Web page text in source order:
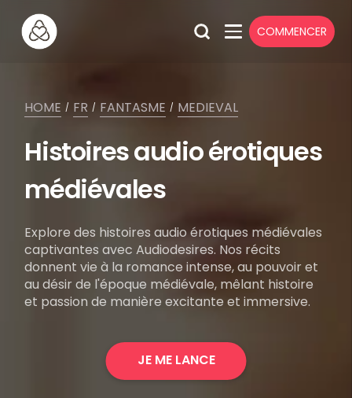
COMMENCER
HOME / FR / FANTASME / MEDIEVAL
Histoires audio érotiques
médiévales
Explore des histoires audio érotiques médiévales
captivantes avec Audiodesires. Nos récits
donnent vie à la romance intense, au pouvoir et
au désir de l'époque médiévale, mêlant histoire
et passion de manière excitante et immersive.
JE ME LANCE